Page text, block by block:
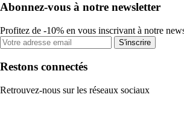
Abonnez-vous à notre newsletter
Profitez de -10% en vous inscrivant à notre
S'inscrire
Restons connectés
Retrouvez-nous sur les réseaux sociaux